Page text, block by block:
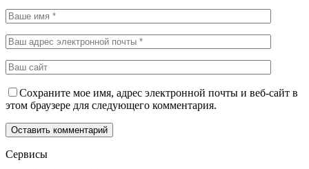
Сохраните мое имя, адрес электронной почты и веб-сайт в
этом браузере для следующего комментария.
Сервисы